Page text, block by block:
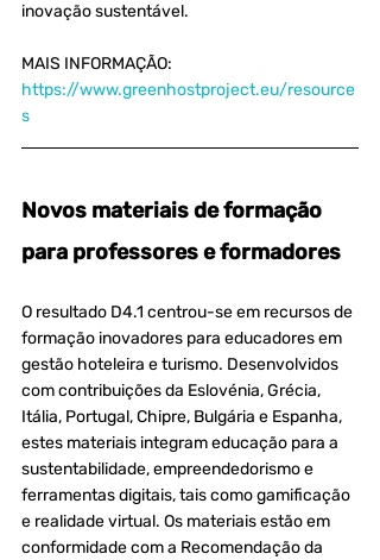
inovação sustentável.
MAIS INFORMAÇÃO:
https://www.greenhostproject.eu/resource
s
Novos materiais de formação
para professores e formadores
O resultado D4.1 centrou-se em recursos de
formação inovadores para educadores em
gestão hoteleira e turismo. Desenvolvidos
com contribuições da Eslovénia, Grécia,
Itália, Portugal, Chipre, Bulgária e Espanha,
estes materiais integram educação para a
sustentabilidade, empreendedorismo e
ferramentas digitais, tais como gamificação
e realidade virtual. Os materiais estão em
conformidade com a Recomendação da